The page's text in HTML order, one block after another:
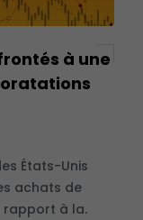
à une
États-Unis
achats de
rapport à la.